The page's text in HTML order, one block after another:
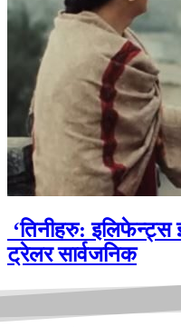
‘तिनीहरु:
ट्रेलर सार्वजनिक